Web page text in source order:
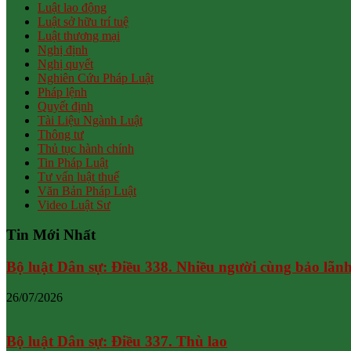
Luật lao động
Luật sở hữu trí tuệ
Luật thương mại
Nghị định
Nghị quyết
Nghiên Cứu Pháp Luật
Pháp lệnh
Quyết định
Tài Liệu Ngành Luật
Thông tư
Thủ tục hành chính
Tin Pháp Luật
Tư vấn luật thuế
Văn Bản Pháp Luật
Video Luật Sư
Tin Mới Nhất
Bộ luật Dân sự: Điều 338. Nhiều người cùng bảo
26/07/2026
Bộ luật Dân sự: Điều 337. Thù lao